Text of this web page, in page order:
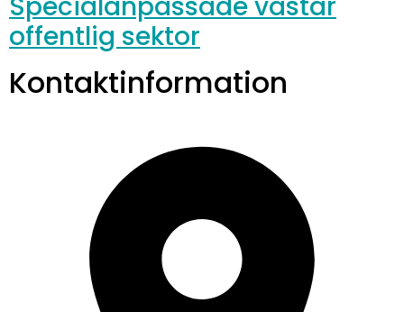
Specialanpassade västar
offentlig sektor
Kontaktinformation